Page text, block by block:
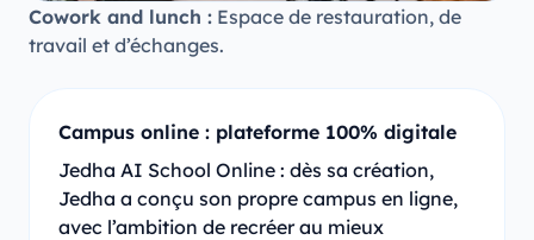
Cowork and lunch : Espace de restauration, de
travail et d’échanges.
Campus online : plateforme 100% digitale
Jedha AI School Online : dès sa création,
Jedha a conçu son propre campus en ligne,
avec l’ambition de recréer au mieux